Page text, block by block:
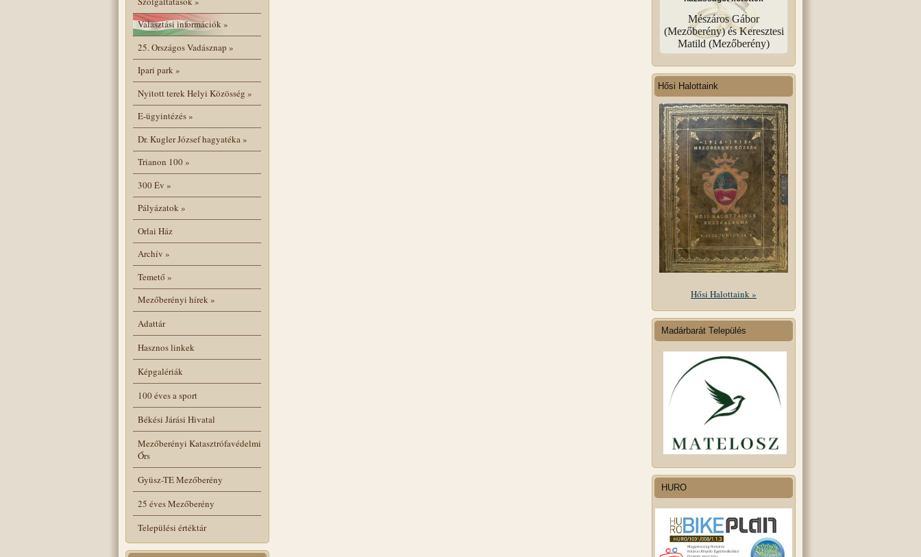
Választási információk»
25. Országos Vadásznap »
Ipari park»
Nyitott terek Helyi Közösség »
E-ügyintézés»
Dr. Kugler József hagyatéka»
Trianon 100»
300 Év »
Pályázatok»
Orlai Ház
Archív »
Temető»
Mezőberényi hírek»
Adattár
Hasznos linkek
Képgalériák
100 éves a sport
Békési Járási Hivatal
Mezőberényi Katasztrófavédelmi
Őrs
Gyüsz-TE Mezőberény
25 éves Mezőberény
Települési értéktár
Mészáros Gábor
(Mezőberény) és Keresztesi
Matild (Mezőberény)
Hősi Halottaink
Hősi Halottaink »
Madárbarát Település
HURO